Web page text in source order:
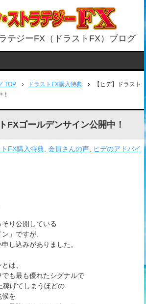
テジーFX（ドラストFX）ブログ
TOP ドラストFX購入特典
【ヒデ】ドラスト
FXゴールデンサイン公開中！
トFX購入特典,会員さんの声, ヒデのアドバイ
り公開している
」ですが、
し込みがありました。
は、
でも最も優れたシグナルで
稼げてしまうほどの
候を